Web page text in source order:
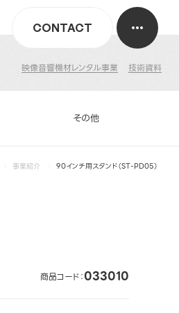
映像音響機材レンタル事業 技術資料
CONTACT
その他
事業紹介 90インチ用スタンド（ST-PD05）
商品コード：033010